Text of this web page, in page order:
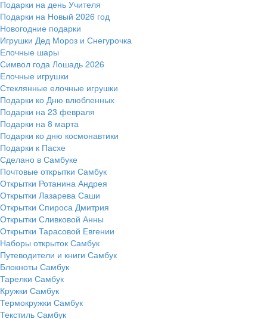
Подарки на день Учителя
Подарки на Новый 2026 год
Новогодние подарки
Игрушки Дед Мороз и Снегурочка
Елочные шары
Символ года Лошадь 2026
Елочные игрушки
Стеклянные елочные игрушки
Подарки ко Дню влюбленных
Подарки на 23 февраля
Подарки на 8 марта
Подарки ко дню космонавтики
Подарки к Пасхе
Сделано в Самбуке
Почтовые открытки Самбук
Открытки Ротанина Андрея
Открытки Лазарева Саши
Открытки Спироса Дмитрия
Открытки Сливковой Анны
Открытки Тарасовой Евгении
Наборы открыток Самбук
Путеводители и книги Самбук
Блокноты Самбук
Тарелки Самбук
Кружки Самбук
Термокружки Самбук
Текстиль Самбук